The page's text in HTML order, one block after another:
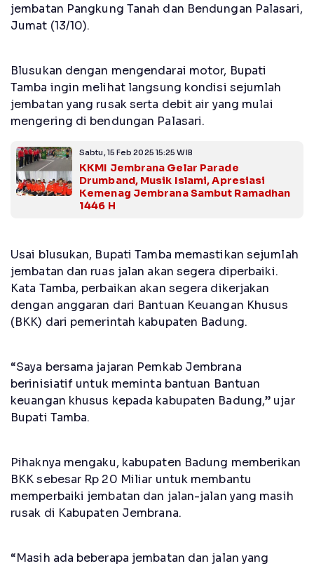
jembatan Pangkung Tanah dan Bendungan Palasari,
Jumat (13/10).
Blusukan dengan mengendarai motor, Bupati
Tamba ingin melihat langsung kondisi sejumlah
jembatan yang rusak serta debit air yang mulai
mengering di bendungan Palasari.
Sabtu, 15 Feb 2025 15:25 WIB
KKMI Jembrana Gelar Parade
Drumband, Musik Islami, Apresiasi
Kemenag Jembrana Sambut Ramadhan
1446 H
Usai blusukan, Bupati Tamba memastikan sejumlah
jembatan dan ruas jalan akan segera diperbaiki.
Kata Tamba, perbaikan akan segera dikerjakan
dengan anggaran dari Bantuan Keuangan Khusus
(BKK) dari pemerintah kabupaten Badung.
“Saya bersama jajaran Pemkab Jembrana
berinisiatif untuk meminta bantuan Bantuan
keuangan khusus kepada kabupaten Badung,” ujar
Bupati Tamba.
Pihaknya mengaku, kabupaten Badung memberikan
BKK sebesar Rp 20 Miliar untuk membantu
memperbaiki jembatan dan jalan-jalan yang masih
rusak di Kabupaten Jembrana.
“Masih ada beberapa jembatan dan jalan yang